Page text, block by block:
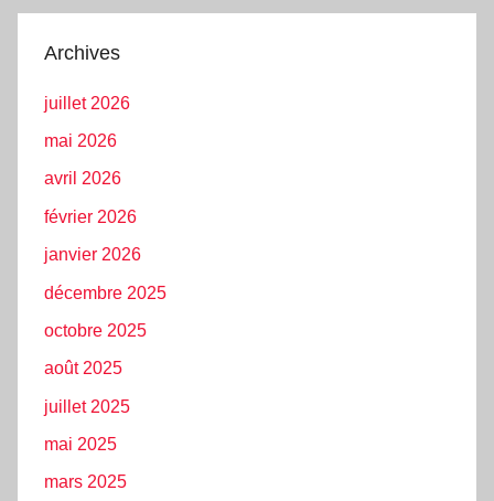
Archives
juillet 2026
mai 2026
avril 2026
février 2026
janvier 2026
décembre 2025
octobre 2025
août 2025
juillet 2025
mai 2025
mars 2025